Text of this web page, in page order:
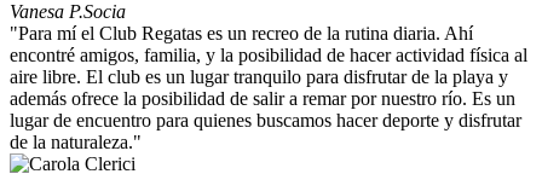
Vanesa P.Socia
"Para mí el Club Regatas es un recreo de la rutina diaria. Ahí
encontré amigos, familia, y la posibilidad de hacer actividad física al
aire libre. El club es un lugar tranquilo para disfrutar de la playa y
además ofrece la posibilidad de salir a remar por nuestro río. Es un
lugar de encuentro para quienes buscamos hacer deporte y disfrutar
de la naturaleza."